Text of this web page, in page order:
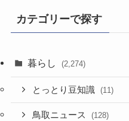
カテゴリーで探す
暮らし (2,274)
とっとり豆知識 (11)
鳥取ニュース (128)